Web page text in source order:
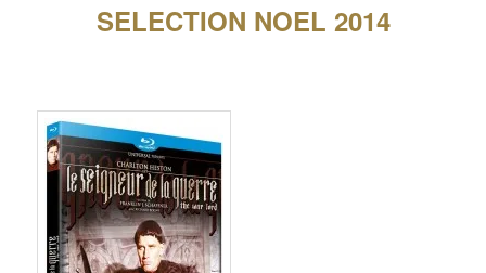
SELECTION NOEL 2014